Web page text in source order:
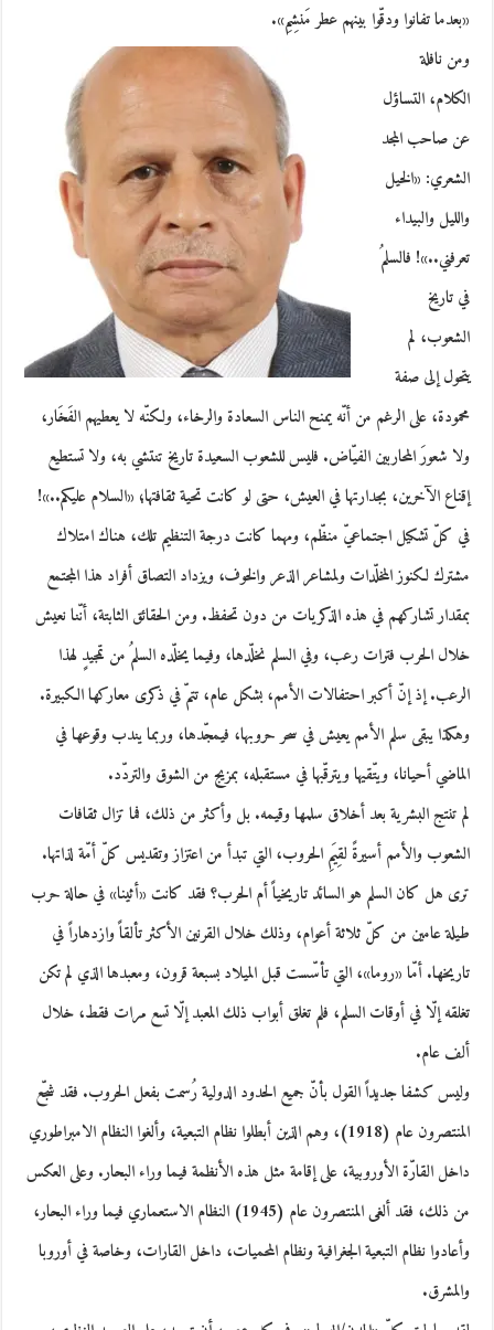
«بعدما تفانوا ودقّوا بينهم عطر مَنشِمِ».
ومن نافلة
الكلام، التساؤل
عن صاحب المجد
الشعري: «الخيل
والليل والبيداء
تعرفني..»! فالسلمُ
في تاريخ
الشعوب، لم
يتحول إلى صفة
محمودة، على الرغم من أنّه يمنح الناس السعادة والرخاء، ولكنّه لا يعطيهم الفَخَار،
ولا شعورَ المحاربين الفيّاض. فليس للشعوب السعيدة تاريخ تنتشي به، ولا تستطيع
إقناع الآخرين، بجدارتها في العيش، حتى لو كانت تحية ثقافتها؛ «السلام عليكم..»!
في كلّ تشكيل اجتماعيّ منظّم، ومهما كانت درجة التنظيم تلك، هناك امتلاك
مشترك لكنوز المخلّدات ولمشاعر الذعر والخوف، ويزداد التصاق أفراد هذا المجتمع
بمقدار تشاركهم في هذه الذكريات من دون تحفظ. ومن الحقائق الثابتة، أنّنا نعيش
خلال الحرب فترات رعب، وفي السلم نخلّدها، وفيما يخلّده السلمُ من تمجيدٍ لهذا
الرعب. إذ إنّ أكبر احتفالات الأمم، بشكل عام، تتمّ في ذكرى معاركها الكبيرة.
وهكذا يبقى سلم الأمم يعيش في سحر حروبها، فيمجّدها، وربما يندب وقوعها في
الماضي أحيانا، ويتّقيها ويترقّبها في مستقبله، بمزيج من الشوق والتردّد.
لم تنتج البشرية بعد أخلاق سلمها وقيمه. بل وأكثر من ذلك، فما تزال ثقافات
الشعوب والأمم أسيرةً لقِيَمِ الحروب، التي تبدأ من اعتزاز وتقديس كلّ أمّة لذاتها.
ترى هل كان السلم هو السائد تاريخياً أم الحرب؟ فقد كانت «أثينا» في حالة حرب
طيلة عامين من كلّ ثلاثة أعوام، وذلك خلال القرنين الأكثر تألقاً وازدهاراً في
تاريخها. أمّا «روما»، التي تأسّست قبل الميلاد بسبعة قرون، ومعبدها الذي لم تكن
تغلقه إلّا في أوقات السلم، فلم تغلق أبواب ذلك المعبد إلّا تسع مرات فقط، خلال
ألف عام.
وليس كشفا جديداً القول بأنّ جميع الحدود الدولية رُسمت بفعل الحروب. فقد شجّع
المنتصرون عام (1918)، وهم الذين أبطلوا نظام التبعية، وألغوا النظام الامبراطوري
داخل القارّة الأوروبية، على إقامة مثل هذه الأنظمة فيما وراء البحار. وعلى العكس
من ذلك، فقد ألغى المنتصرون عام (1945) النظام الاستعماري فيما وراء البحار،
وأعادوا نظام التبعية الجغرافية ونظام المحميات، داخل القارات، وخاصة في أوروبا
والمشرق.